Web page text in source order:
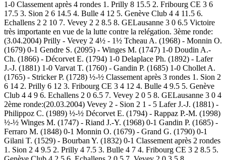
1-0 Classement après 4 rondes 1. Prilly 8 15.5 2. Fribourg CE 3 6
17.5 3. Sion 2 6 14.5 4. Bulle 4 12 5. Genève Club 4 4 11.5 6.
Echallens 2 2 10 7. Vevey 2 2 8.5 8. GELausanne 3 0 6.5 Victoire
très importante en vue de la lutte contre la relégation. 3ème ronde:
(3.04.2004) Prilly - Vevey 2 4½ - 1½ Tcheau A. (1968) - Monnin O.
(1679) 0-1 Gendre S. (2095) - Winges M. (1747) 1-0 Doudin A.-
Ch. (1866) - Décorvet E. (1794) 1-0 Delaplace Ph. (1892) - Lafer
J.-J. (1881) 1-0 Varvat T. (1760) - Gandin P. (1685) 1-0 Chollet A.
(1765) - Stricker P. (1728) ½-½ Classement après 3 rondes 1. Sion 2
6 14 2. Prilly 6 12 3. Fribourg CE 3 4 12 4. Bulle 4 9.5 5. Genève
Club 4 4 9 6. Echallens 2 0 6.5 7. Vevey 2 0 5 8. GELausanne 3 0 4
2ème ronde:(20.03.2004) Vevey 2 - Sion 2 1 - 5 Lafer J.-J. (1881) -
Philippoz C. (1989) ½-½ Décorvet E. (1794) - Rappaz P.-M. (1998)
½-½ Winges M. (1747) - Riand J.-Y. (1968) 0-1 Gandin P. (1685) -
Ferraro M. (1848) 0-1 Monnin O. (1679) - Grand G. (1790) 0-1
Gilani T. (1529) - Bourban Y. (1832) 0-1 Classement après 2 rondes
1. Sion 2 4 9.5 2. Prilly 4 7.5 3. Bulle 4 7 4. Fribourg CE 3 2 8.5 5.